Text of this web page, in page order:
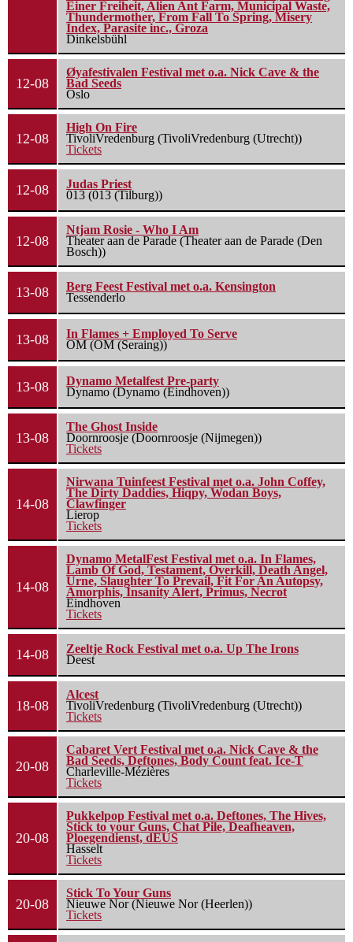
Einer Freiheit, Alien Ant Farm, Municipal Waste,
Thundermother, From Fall To Spring, Misery
Index, Parasite inc., Groza
Dinkelsbühl
12-08
Øyafestivalen Festival met o.a. Nick Cave & the
Bad Seeds
Oslo
12-08
High On Fire
TivoliVredenburg (TivoliVredenburg (Utrecht))
Tickets
12-08
Judas Priest
013 (013 (Tilburg))
12-08
Ntjam Rosie - Who I Am
Theater aan de Parade (Theater aan de Parade (Den
Bosch))
13-08
Berg Feest Festival met o.a. Kensington
Tessenderlo
13-08
In Flames + Employed To Serve
OM (OM (Seraing))
13-08
Dynamo Metalfest Pre-party
Dynamo (Dynamo (Eindhoven))
13-08
The Ghost Inside
Doornroosje (Doornroosje (Nijmegen))
Tickets
14-08
Nirwana Tuinfeest Festival met o.a. John Coffey,
The Dirty Daddies, Hiqpy, Wodan Boys,
Clawfinger
Lierop
Tickets
14-08
Dynamo MetalFest Festival met o.a. In Flames,
Lamb Of God, Testament, Overkill, Death Angel,
Urne, Slaughter To Prevail, Fit For An Autopsy,
Amorphis, Insanity Alert, Primus, Necrot
Eindhoven
Tickets
14-08
Zeeltje Rock Festival met o.a. Up The Irons
Deest
18-08
Alcest
TivoliVredenburg (TivoliVredenburg (Utrecht))
Tickets
20-08
Cabaret Vert Festival met o.a. Nick Cave & the
Bad Seeds, Deftones, Body Count feat. Ice-T
Charleville-Mézières
Tickets
20-08
Pukkelpop Festival met o.a. Deftones, The Hives,
Stick to your Guns, Chat Pile, Deafheaven,
Ploegendienst, dEUS
Hasselt
Tickets
20-08
Stick To Your Guns
Nieuwe Nor (Nieuwe Nor (Heerlen))
Tickets